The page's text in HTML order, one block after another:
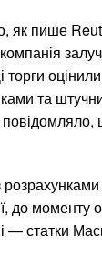
як пише
торги
та
до моменту
— статки